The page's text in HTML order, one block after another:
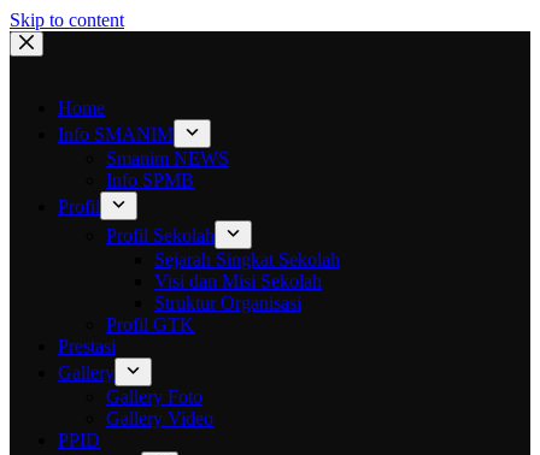
Skip to content
Home
Info SMANIM
Smanim NEWS
Info SPMB
Profil
Profil Sekolah
Sejarah Singkat Sekolah
Visi dan Misi Sekolah
Struktur Organisasi
Profil GTK
Prestasi
Gallery
Gallery Foto
Gallery Video
PPID